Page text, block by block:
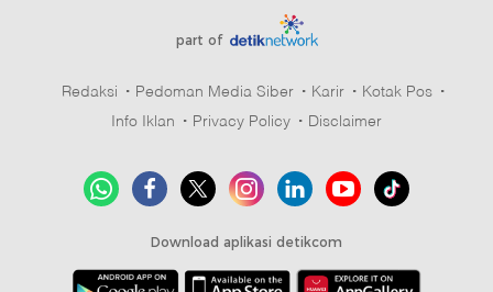
part of
Redaksi Pedoman Media Siber Karir
Kotak Pos
Info Iklan
Privacy Policy Disclaimer
Download aplikasi detikcom